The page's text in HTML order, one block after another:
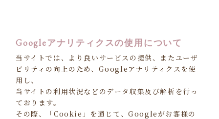
Googleアナリティクスの使用について
当サイトでは、より良いサービスの提供、またユーザ
ビリティの向上のため、Googleアナリティクスを使
用し、
当サイトの利用状況などのデータ収集及び解析を行っ
ております。
その際、「Cookie」を通じて、Googleがお客様の